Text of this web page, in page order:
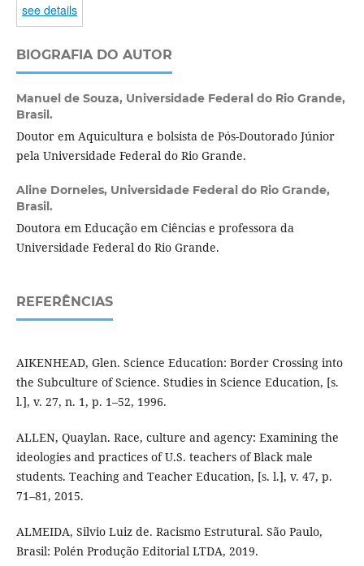
see details
BIOGRAFIA DO AUTOR
Manuel de Souza, Universidade Federal do Rio Grande,
Brasil.
Doutor em Aquicultura e bolsista de Pós-Doutorado Júnior
pela Universidade Federal do Rio Grande.
Aline Dorneles, Universidade Federal do Rio Grande,
Brasil.
Doutora em Educação em Ciências e professora da
Universidade Federal do Rio Grande.
REFERÊNCIAS
AIKENHEAD, Glen. Science Education: Border Crossing into
the Subculture of Science. Studies in Science Education, [s.
l.], v. 27, n. 1, p. 1–52, 1996.
ALLEN, Quaylan. Race, culture and agency: Examining the
ideologies and practices of U.S. teachers of Black male
students. Teaching and Teacher Education, [s. l.], v. 47, p.
71–81, 2015.
ALMEIDA, Silvio Luiz de. Racismo Estrutural. São Paulo,
Brasil: Polén Produção Editorial LTDA, 2019.